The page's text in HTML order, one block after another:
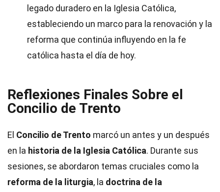
legado duradero en la Iglesia Católica,
estableciendo un marco para la renovación y la
reforma que continúa influyendo en la fe
católica hasta el día de hoy.
Reflexiones Finales Sobre el
Concilio de Trento
El Concilio de Trento marcó un antes y un después
en la historia de la Iglesia Católica. Durante sus
sesiones, se abordaron temas cruciales como la
reforma de la liturgia, la doctrina de la